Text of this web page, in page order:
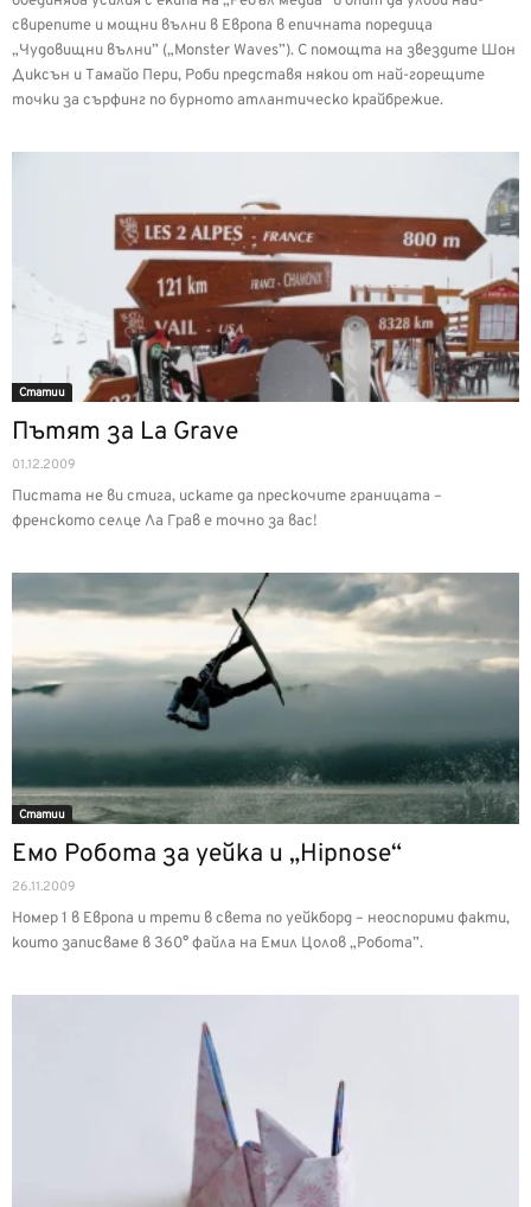
свирепите и мощни вълни в Европа в епичната поредица
„Чудовищни вълни” („Monster Waves”). С помощта на звездите Шон
Диксън и Тамайо Пери, Роби представя някои от най-горещите
точки за сърфинг по бурното атлантическо крайбрежие.
Статии
Пътят за La Grave
01.12.2009
Пистата не ви стига, искате да прескочите границата –
френското селце Ла Грав е точно за вас!
Статии
Емо Робота за уейка и „Hipnose“
26.11.2009
Номер 1 в Европа и трети в света по уейкборд – неоспорими факти,
които записваме в 360° файла на Емил Цолов „Робота”.